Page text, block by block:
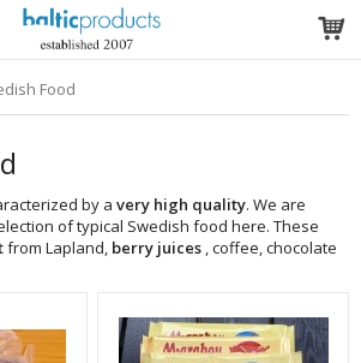
Food
by a very high quality. We are
of typical Swedish food here. These
from Lapland, berry juices , coffee, chocolate